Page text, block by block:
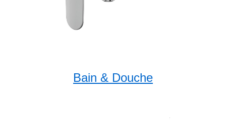
Bain & Douche